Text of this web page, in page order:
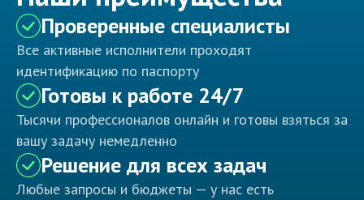
Проверенные специалисты
Все активные исполнители проходят
идентификацию по паспорту
Готовы к работе 24/7
Тысячи профессионалов онлайн и готовы взяться за
вашу задачу немедленно
Решение для всех задач
Любые запросы и бюджеты — у нас есть